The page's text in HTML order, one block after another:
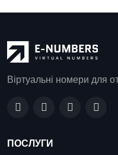
Віртуальні номери для
ПОСЛУГИ